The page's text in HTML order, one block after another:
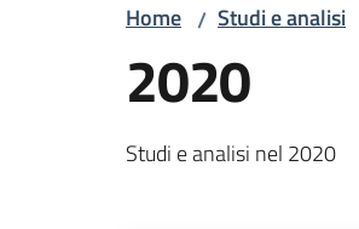
Home / Studi e analisi
2020
Studi e analisi nel 2020